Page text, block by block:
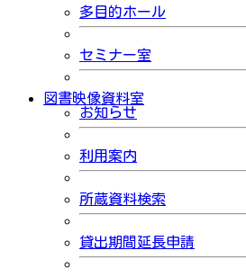
多目的ホール
セミナー室
図書映像資料室
お知らせ
利用案内
所蔵資料検索
貸出期間延長申請